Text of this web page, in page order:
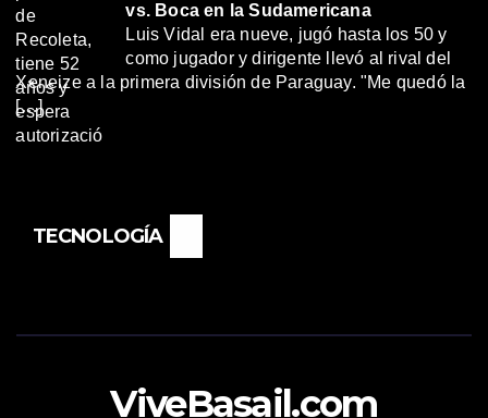
vs. Boca en la Sudamericana
Luis Vidal era nueve, jugó hasta los 50 y
como jugador y dirigente llevó al rival del
Xeneize a la primera división de Paraguay. "Me quedó la
[…]
TECNOLOGÍA
ViveBasail.com